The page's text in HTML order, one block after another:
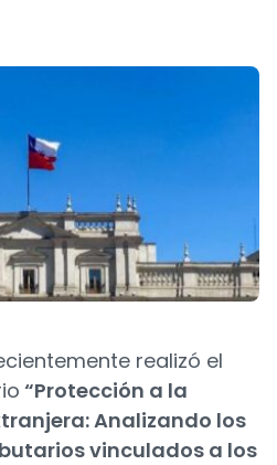
realizó el
“Protección a la
Analizando los
vinculados a los